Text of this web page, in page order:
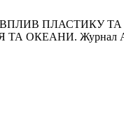
В. ВПЛИВ
Журнал АВП